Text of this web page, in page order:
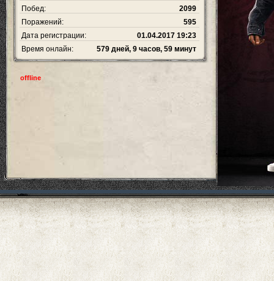
Побед:
2099
Поражений:
595
Дата регистрации:
01.04.2017 19:23
Время онлайн:
579 дней, 9 часов, 59 минут
offline